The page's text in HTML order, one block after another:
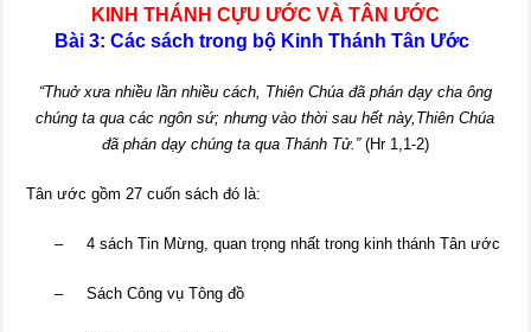
KINH THÁNH CỰU ƯỚC VÀ TÂN ƯỚC
Bài 3: Các sách trong bộ Kinh Thánh Tân Ước
“Thuở xưa nhiều lần nhiều cách, Thiên Chúa đã phán dạy cha ông
chúng ta qua các ngôn sứ; nhưng vào thời sau hết này,Thiên Chúa
đã phán dạy chúng ta qua Thánh Tử.”(Hr 1,1-2)
Tân ước gồm 27 cuốn sách đó là:
– 4 sách Tin Mừng, quan trọng nhất trong kinh thánh Tân ước
– Sách Công vụ Tông đồ